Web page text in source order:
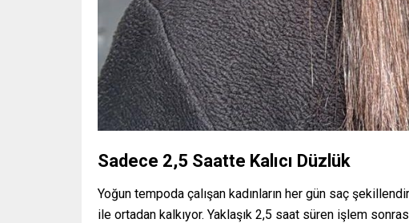
Sadece 2,5 Saatte Kalıcı Düzlük
Yoğun tempoda çalışan kadınların her gün saç
ile ortadan kalkıyor. Yaklaşık 2,5 saat süren işlem